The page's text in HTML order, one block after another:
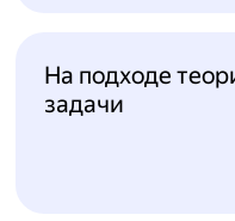
На подходе
задачи